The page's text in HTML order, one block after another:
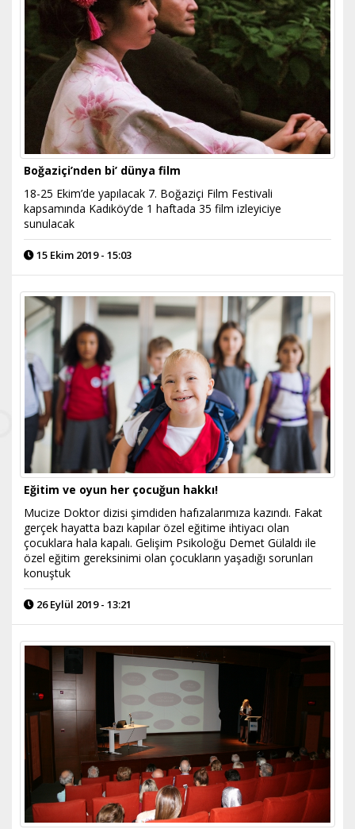
Boğaziçi’nden bi’ dünya film
18-25 Ekim’de yapılacak 7. Boğaziçi Film Festivali
kapsamında Kadıköy’de 1 haftada 35 film izleyiciye
sunulacak
15 Ekim 2019 - 15:03
Eğitim ve oyun her çocuğun hakkı!
Mucize Doktor dizisi şimdiden hafızalarımıza kazındı. Fakat
gerçek hayatta bazı kapılar özel eğitime ihtiyacı olan
çocuklara hala kapalı. Gelişim Psikoloğu Demet Gülaldı ile
özel eğitim gereksinimi olan çocukların yaşadığı sorunları
konuştuk
26 Eylül 2019 - 13:21